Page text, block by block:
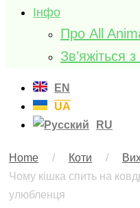
Інфо
Про All
Зв’яжіться
EN
UA
RU
Home / Коти /
Чому кішка спить на
улюбленця